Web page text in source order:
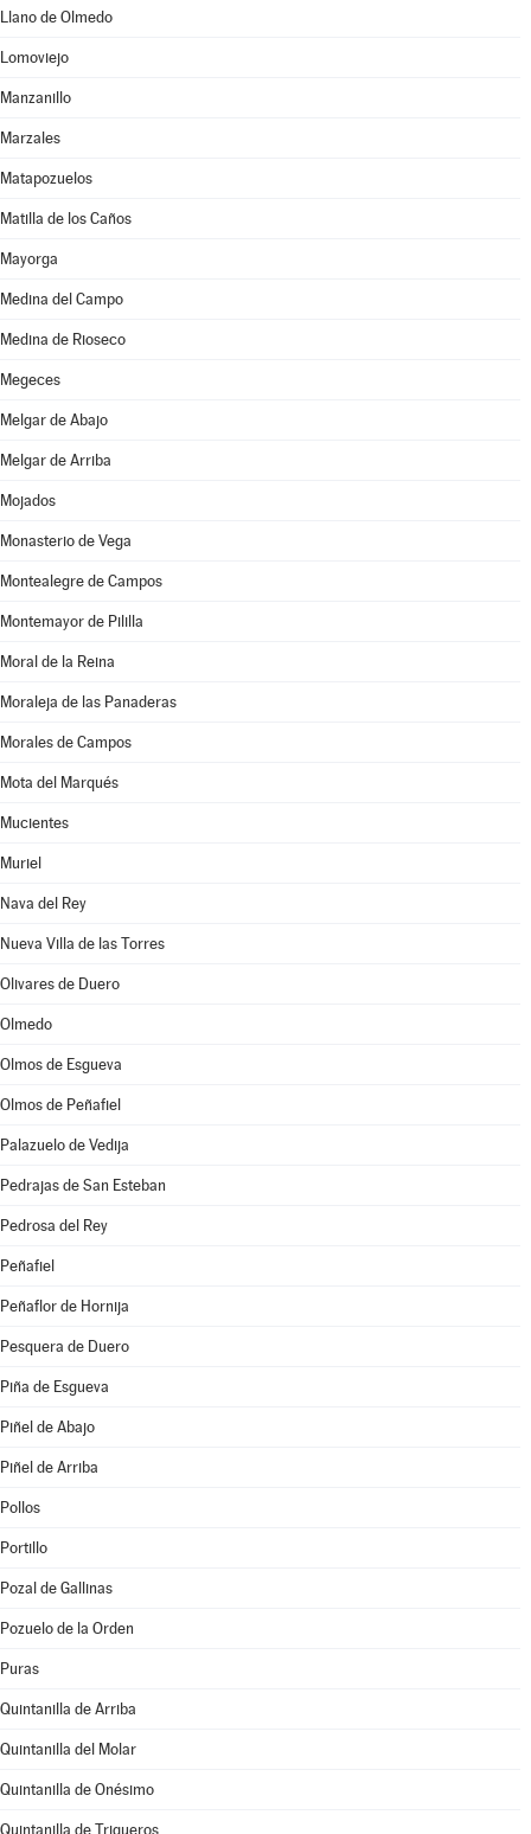
Llano de Olmedo
Lomoviejo
Manzanillo
Marzales
Matapozuelos
Matilla de los Caños
Mayorga
Medina del Campo
Medina de Rioseco
Megeces
Melgar de Abajo
Melgar de Arriba
Mojados
Monasterio de Vega
Montealegre de Campos
Montemayor de Pililla
Moral de la Reina
Moraleja de las Panaderas
Morales de Campos
Mota del Marqués
Mucientes
Muriel
Nava del Rey
Nueva Villa de las Torres
Olivares de Duero
Olmedo
Olmos de Esgueva
Olmos de Peñafiel
Palazuelo de Vedija
Pedrajas de San Esteban
Pedrosa del Rey
Peñafiel
Peñaflor de Hornija
Pesquera de Duero
Piña de Esgueva
Piñel de Abajo
Piñel de Arriba
Pollos
Portillo
Pozal de Gallinas
Pozuelo de la Orden
Puras
Quintanilla de Arriba
Quintanilla del Molar
Quintanilla de Onésimo
Quintanilla de Trigueros